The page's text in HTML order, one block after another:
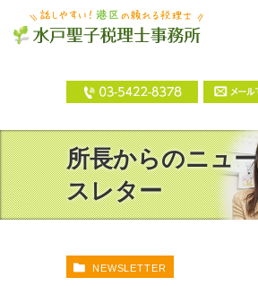
所長からのニュー
スレター
NEWSLETTER